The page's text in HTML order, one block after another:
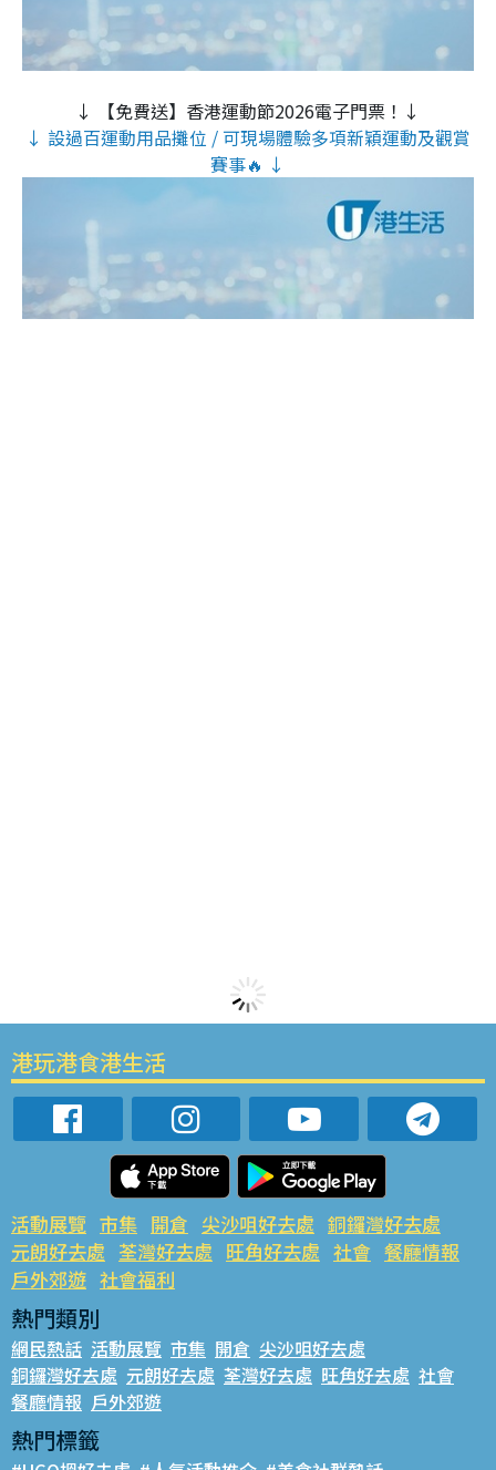
↓ 【免費送】香港運動節2026電子門票！↓
↓ 設過百運動用品攤位 / 可現場體驗多項新穎運動及觀賞
賽事🔥 ↓
港玩港食港生活
活動展覽 市集 開倉 尖沙咀好去處 銅鑼灣好去處
元朗好去處 荃灣好去處 旺角好去處 社會 餐廳情報
戶外郊遊 社會福利
熱門類別
網民熱話 活動展覽 市集 開倉 尖沙咀好去處
銅鑼灣好去處 元朗好去處 荃灣好去處 旺角好去處 社會
餐廳情報 戶外郊遊
熱門標籤